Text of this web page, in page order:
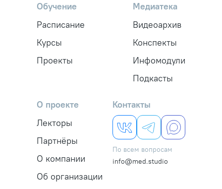
Обучение
Расписание
Курсы
Проекты
Медиатека
Видеоархив
Конспекты
Инфомодули
Подкасты
О проекте
Лекторы
Партнёры
О компании
Об организации
Контакты
По всем вопросам
info@med.studio